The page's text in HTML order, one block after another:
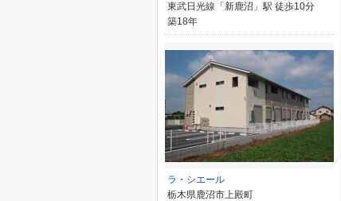
東武日光線「新鹿沼」駅 徒歩10分
築18年
ラ・シエール
栃木県鹿沼市上殿町